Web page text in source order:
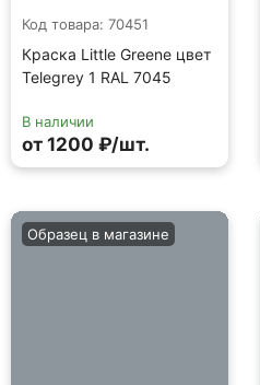
Код товара: 70451
Краска Little Greene цвет
Telegrey 1 RAL 7045
В наличии
от 1200 ₽/шт.
Образец в магазине